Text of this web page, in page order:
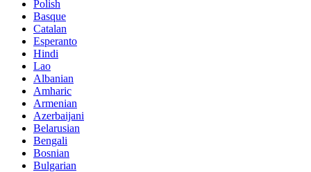
Polish
Basque
Catalan
Esperanto
Hindi
Lao
Albanian
Amharic
Armenian
Azerbaijani
Belarusian
Bengali
Bosnian
Bulgarian